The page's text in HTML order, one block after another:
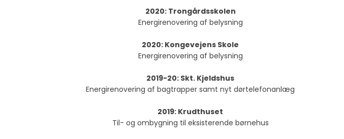
2020: Trongårdsskolen
Energirenovering af belysning
2020: Kongevejens Skole
Energirenovering af belysning
2019-20: Skt. Kjeldshus
Energirenovering af bagtrapper samt nyt dørtelefonanlæg
2019: Krudthuset
Til- og ombygning til eksisterende børnehus